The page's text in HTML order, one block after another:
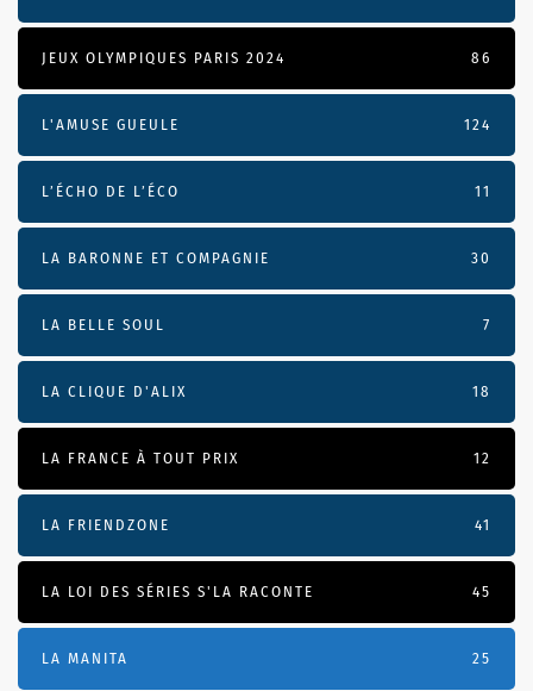
JEUX OLYMPIQUES PARIS 2024 86
L'AMUSE GUEULE 124
L’ÉCHO DE L’ÉCO 11
LA BARONNE ET COMPAGNIE 30
LA BELLE SOUL 7
LA CLIQUE D'ALIX 18
LA FRANCE À TOUT PRIX 12
LA FRIENDZONE 41
LA LOI DES SÉRIES S'LA RACONTE 45
LA MANITA 25